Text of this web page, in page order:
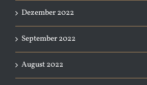
Dezember 2022
September 2022
August 2022